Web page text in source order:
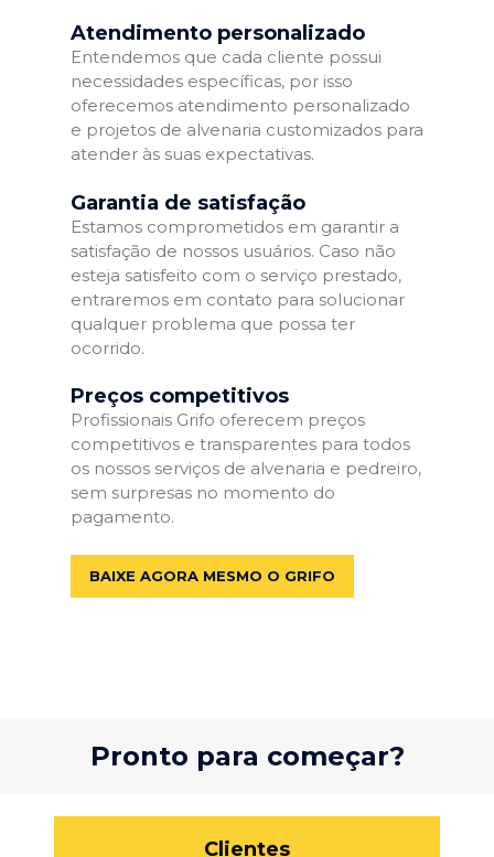
Atendimento personalizado
Entendemos que cada cliente possui
necessidades específicas, por isso
oferecemos atendimento personalizado
e projetos de alvenaria customizados para
atender às suas expectativas.
Garantia de satisfação
Estamos comprometidos em garantir a
satisfação de nossos usuários. Caso não
esteja satisfeito com o serviço prestado,
entraremos em contato para solucionar
qualquer problema que possa ter
ocorrido.
Preços competitivos
Profissionais Grifo oferecem preços
competitivos e transparentes para todos
os nossos serviços de alvenaria e pedreiro,
sem surpresas no momento do
pagamento.
BAIXE AGORA MESMO O GRIFO
Pronto para começar?
Clientes